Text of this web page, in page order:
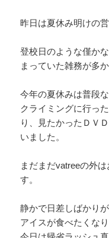
昨日は夏休み明けの営
登校日のような僅か
まっていた雑務が多か
今年の夏休みは普段
クライミングに行っ
り、見たかったＤＶ
いました。
まだまだvatreeの外
す。
静かで日差しばかり
アイスが食べたくなり